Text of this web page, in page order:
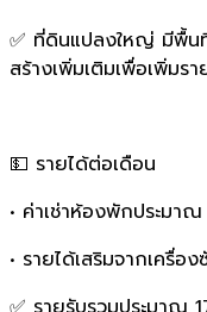
✅ ที่ดินแปลงใหญ่ มีพื้น
สร้างเพิ่มเติมเพื่อเพิ่มร
💵 รายได้ต่อเดือน
• ค่าเช่าห้องพักประมา
• รายได้เสริมจากเครื่